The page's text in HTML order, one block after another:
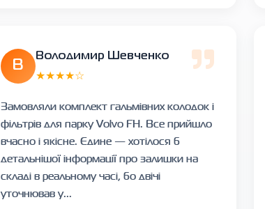
В
Володимир Шевченко
★★★★☆
Замовляли комплект гальмівних колодок і
фільтрів для парку Volvo FH. Все прийшло
вчасно і якісне. Єдине — хотілося б
детальнішої інформації про залишки на
складі в реальному часі, бо двічі
уточнював у...